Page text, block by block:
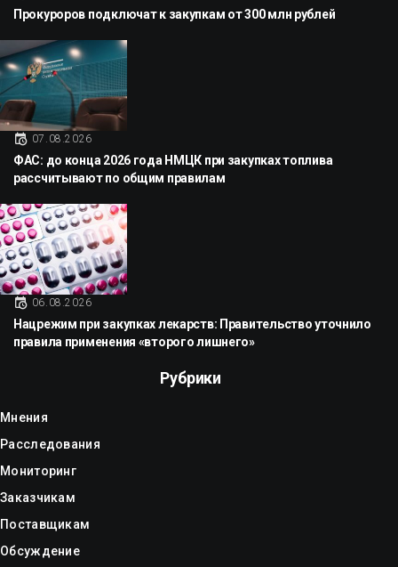
Прокуроров подключат к закупкам от 300 млн рублей
07.08.2026
ФАС: до конца 2026 года НМЦК при закупках топлива
рассчитывают по общим правилам
06.08.2026
Нацрежим при закупках лекарств: Правительство уточнило
правила применения «второго лишнего»
Рубрики
Мнения
Расследования
Мониторинг
Заказчикам
Поставщикам
Обсуждение